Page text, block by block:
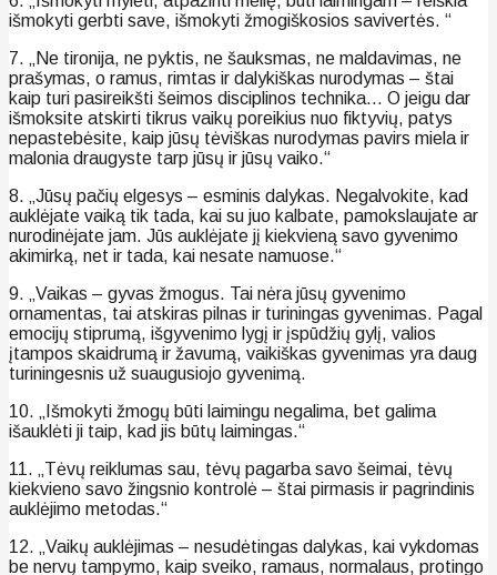
išmokyti gerbti save, išmokyti žmogiškosios savivertės. “
7. „Ne tironija, ne pyktis, ne šauksmas, ne maldavimas, ne
prašymas, o ramus, rimtas ir dalykiškas nurodymas – štai
kaip turi pasireikšti šeimos disciplinos technika… O jeigu dar
išmoksite atskirti tikrus vaikų poreikius nuo fiktyvių, patys
nepastebėsite, kaip jūsų tėviškas nurodymas pavirs miela ir
malonia draugyste tarp jūsų ir jūsų vaiko.“
8. „Jūsų pačių elgesys – esminis dalykas. Negalvokite, kad
auklėjate vaiką tik tada, kai su juo kalbate, pamokslaujate ar
nurodinėjate jam. Jūs auklėjate jį kiekvieną savo gyvenimo
akimirką, net ir tada, kai nesate namuose.“
9. „Vaikas – gyvas žmogus. Tai nėra jūsų gyvenimo
ornamentas, tai atskiras pilnas ir turiningas gyvenimas. Pagal
emocijų stiprumą, išgyvenimo lygį ir įspūdžių gylį, valios
įtampos skaidrumą ir žavumą, vaikiškas gyvenimas yra daug
turiningesnis už suaugusiojo gyvenimą.
10. „Išmokyti žmogų būti laimingu negalima, bet galima
išauklėti ji taip, kad jis būtų laimingas.“
11. „Tėvų reiklumas sau, tėvų pagarba savo šeimai, tėvų
kiekvieno savo žingsnio kontrolė – štai pirmasis ir pagrindinis
auklėjimo metodas.“
12. „Vaikų auklėjimas – nesudėtingas dalykas, kai vykdomas
be nervų tampymo, kaip sveiko, ramaus, normalaus, protingo